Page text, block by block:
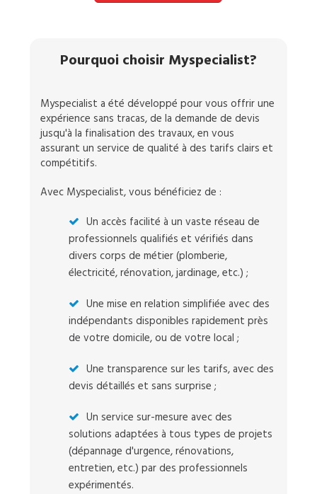
Pourquoi choisir Myspecialist?
Myspecialist a été développé pour vous offrir une
expérience sans tracas, de la demande de devis
jusqu'à la finalisation des travaux, en vous
assurant un service de qualité à des tarifs clairs et
compétitifs.
Avec Myspecialist, vous bénéficiez de :
Un accès facilité à un vaste réseau de
professionnels qualifiés et vérifiés dans
divers corps de métier (plomberie,
électricité, rénovation, jardinage, etc.) ;
Une mise en relation simplifiée avec des
indépendants disponibles rapidement près
de votre domicile, ou de votre local ;
Une transparence sur les tarifs, avec des
devis détaillés et sans surprise ;
Un service sur-mesure avec des
solutions adaptées à tous types de projets
(dépannage d'urgence, rénovations,
entretien, etc.) par des professionnels
expérimentés.